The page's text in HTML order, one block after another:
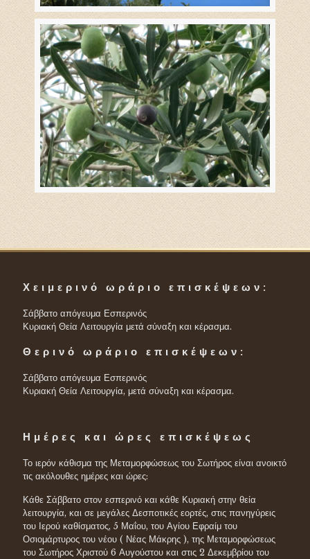
Χειμερινό ωράριο επισκέψεων:
Σάββατο απόγευμα Εσπερινός
Κυριακή Θεία Λειτουργία μετά σύναξη και κέρασμα.
Θερινό ωράριο επισκέψεων:
Σάββατο απόγευμα Εσπερινός
Κυριακή Θεία Λειτουργία, μετά σύναξη και κέρασμα.
Ημέρες και ώρες επισκέψεως
Το ιερόν κάθισμα της Μεταμορφώσεως του Σωτήρος είναι ανοικτό
τις ακόλουθες ημέρες και ώρες:
Κάθε Σάββατο στον εσπερινό και κάθε Κυριακή στην θεία
λειτουργία, και σε μεγάλες Δεσποτικές εορτές, στις πανηγύρεις
του Ιερού καθίσματος, 5 Μαΐου, του Αγίου Εφραίμ του
Οσιομάρτυρος του νέου ( Νέας Μάκρης ), της Μεταμορφώσεως
του Σωτήρος Χριστού 6 Αυγούστου και στις 2 Δεκεμβρίου του